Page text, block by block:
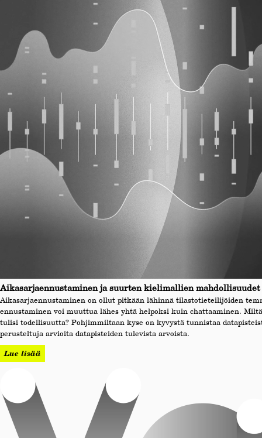
Aikasarjaennustaminen ja suurten kielimallien
Aikasarjaennustaminen on ollut pitkään lähinnä tilastotieteilijöiden
ennustaminen voi muuttua lähes yhtä helpoksi kuin chattaaminen.
tulisi todellisuutta? Pohjimmiltaan kyse on kyvystä tunnistaa
perusteltuja arvioita datapisteiden tulevista arvoista.
Lue lisää